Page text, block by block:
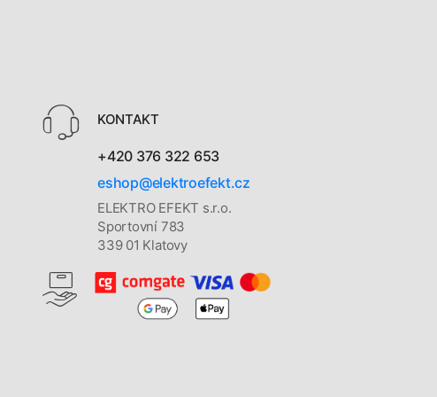
KONTAKT
+420 376 322 653
eshop@elektroefekt.cz
ELEKTRO EFEKT s.r.o.
Sportovní 783
339 01 Klatovy